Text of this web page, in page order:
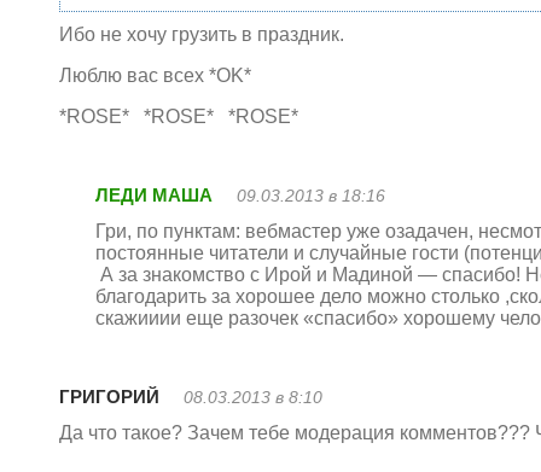
Ибо не хочу грузить в праздник.
Люблю вас всех *OK*
*ROSE* *ROSE* *ROSE*
ЛЕДИ МАША 09.03.2013 в 18:16
Гри, по пунктам: вебмастер уже озадачен,
постоянные читатели и случайные гости
А за знакомство с Ирой и Мадиной — спасибо!
благодарить за хорошее дело можно столько
скажииии еще разочек «спасибо» хорошему
ГРИГОРИЙ 08.03.2013 в 8:10
Да что такое? Зачем тебе модерация комментов???